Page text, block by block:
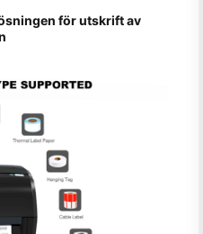
för utskrift av